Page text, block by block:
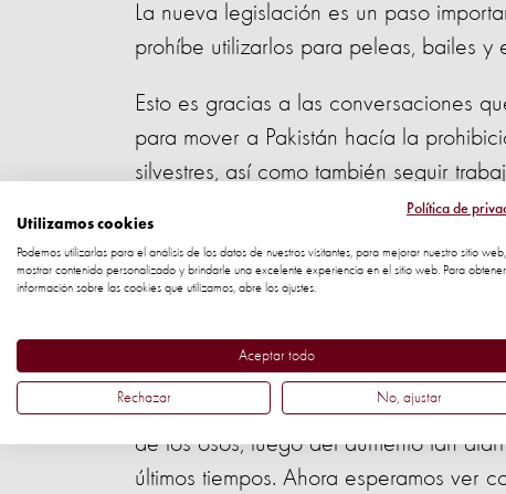
La nueva legislación es un paso
prohíbe utilizarlos para peleas, bailes y
Esto es gracias a las conversaciones
para mover a Pakistán hacía la
silvestres, así como también seguir
a los animales en el resto del país.
Emily Reeves, Directora de Programas
"Esta nueva ley envía un mensaje
para prácticas inhumanas, se
"Felicitamos al gobierno de la
de los osos, luego del aumento tan
últimos tiempos. Ahora esperamos ver
Política de
Utilizamos cookies
Podemos utilizarlas para el análisis de los datos de nuestros visitantes, para mejorar nuestro sitio web,
mostrar contenido personalizado y brindarle una excelente experiencia en el sitio web. Para
información sobre las cookies que utilizamos, abre los ajustes.
Aceptar todo
Rechazar No, ajustar